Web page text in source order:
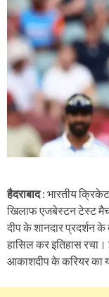
हैदराबाद: भारतीय
खिलाफ एजबेस्टन टेस्ट
दीप के शानदार प्रदर्शन
हासिल कर इतिहास
आकाशदीप के करियर का